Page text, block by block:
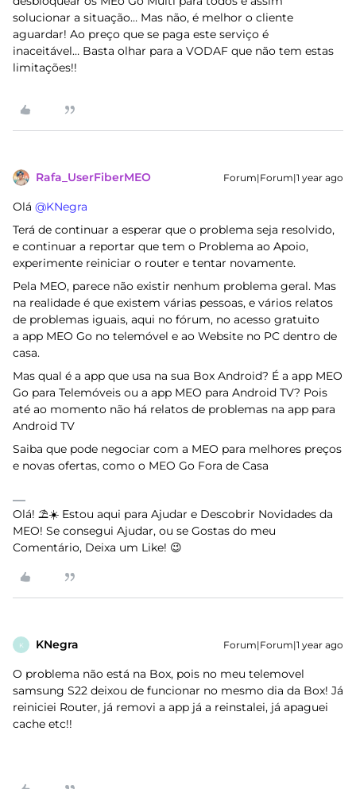
solucionar a situação… Mas não, é melhor o cliente
aguardar! Ao preço que se paga este serviço é
inaceitável… Basta olhar para a VODAF que não tem estas
limitações!!
Rafa_UserFiberMEO Forum|Forum|1 year ago
Olá ​ @KNegra
Terá de continuar a esperar que o problema seja resolvido,
e continuar a reportar que tem o Problema ao Apoio,
experimente reiniciar o router e tentar novamente.
Pela MEO, parece não existir nenhum problema geral. Mas
na realidade é que existem várias pessoas, e vários relatos
de problemas iguais, aqui no fórum, no acesso gratuito
a app MEO Go no telemóvel e ao Website no PC dentro de
casa.
Mas qual é a app que usa na sua Box Android? É a app MEO
Go para Telemóveis ou a app MEO para Android TV? Pois
até ao momento não há relatos de problemas na app para
Android TV
Saiba que pode negociar com a MEO para melhores preços
e novas ofertas, como o MEO Go Fora de Casa
Olá! ⛱️☀️ Estou aqui para Ajudar e Descobrir Novidades da
MEO! Se consegui Ajudar, ou se Gostas do meu
Comentário, Deixa um Like! 😉
K KNegra Forum|Forum|1 year ago
O problema não está na Box, pois no meu telemovel
samsung S22 deixou de funcionar no mesmo dia da Box! Já
reiniciei Router, já removi a app já a reinstalei, já apaguei
cache etc!!